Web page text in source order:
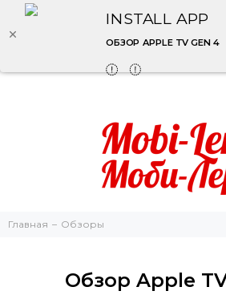
INSTALL APP
ОБЗОР APPLE TV GEN 4
Главная Обзоры
Обзор Apple